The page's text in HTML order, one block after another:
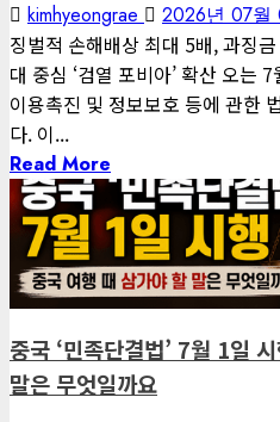
kimhyeongrae 2026년 07월
징벌적 손해배상 최대 5배, 과징
대 중심 ‘검열 포비아’ 확산 오는
이용촉진 및 정보보호 등에 관한
다. 이...
Read More
1 minute read
게재된 글
글로벌 트렌드
중국 ‘민족단결법’ 7월 1일
말은 무엇일까요